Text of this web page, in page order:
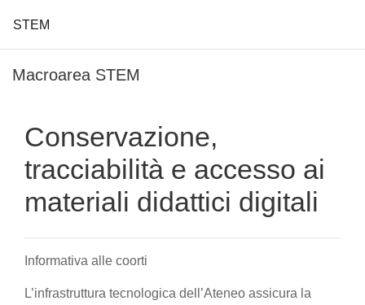
STEM
Macroarea STEM
Conservazione,
tracciabilità e accesso ai
materiali didattici digitali
Informativa alle coorti
L’infrastruttura tecnologica dell’Ateneo assicura la